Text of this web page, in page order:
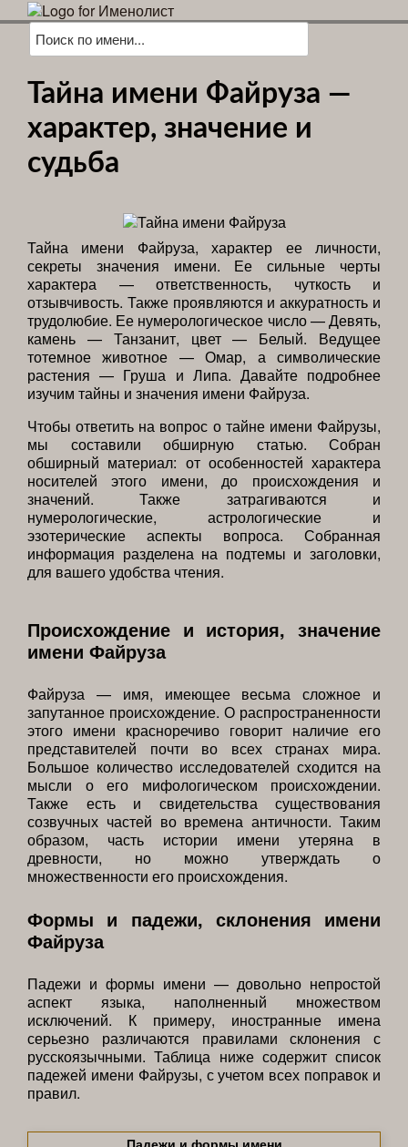
Тайна имени Файруза —
характер, значение и
судьба
Тайна имени Файруза, характер ее личности,
секреты значения имени. Ее сильные черты
характера — ответственность, чуткость и
отзывчивость. Также проявляются и аккуратность и
трудолюбие. Ее нумерологическое число — Девять,
камень — Танзанит, цвет — Белый. Ведущее
тотемное животное — Омар, а символические
растения — Груша и Липа. Давайте подробнее
изучим тайны и значения имени Файруза.
Чтобы ответить на вопрос о тайне имени Файрузы,
мы составили обширную статью. Собран
обширный материал: от особенностей характера
носителей этого имени, до происхождения и
значений. Также затрагиваются и
нумерологические, астрологические и
эзотерические аспекты вопроса. Собранная
информация разделена на подтемы и заголовки,
для вашего удобства чтения.
Происхождение и история, значение
имени Файруза
Файруза — имя, имеющее весьма сложное и
запутанное происхождение. О распространенности
этого имени красноречиво говорит наличие его
представителей почти во всех странах мира.
Большое количество исследователей сходится на
мысли о его мифологическом происхождении.
Также есть и свидетельства существования
созвучных частей во времена античности. Таким
образом, часть истории имени утеряна в
древности, но можно утверждать о
множественности его происхождения.
Формы и падежи, склонения имени
Файруза
Падежи и формы имени — довольно непростой
аспект языка, наполненный множеством
исключений. К примеру, иностранные имена
серьезно различаются правилами склонения с
русскоязычными. Таблица ниже содержит список
падежей имени Файрузы, с учетом всех поправок и
правил.
Падежи и формы имени